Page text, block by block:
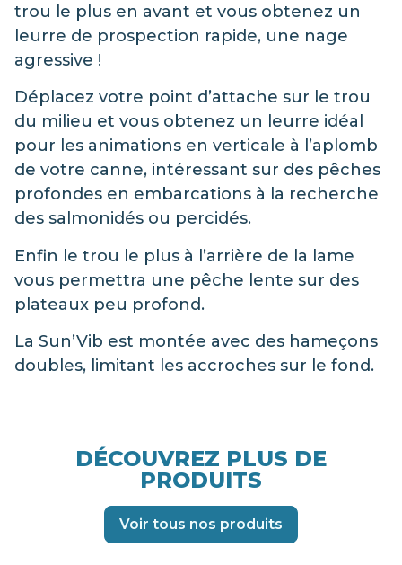
trou le plus en avant et vous obtenez un
leurre de prospection rapide, une nage
agressive !
Déplacez votre point d’attache sur le trou
du milieu et vous obtenez un leurre idéal
pour les animations en verticale à l’aplomb
de votre canne, intéressant sur des pêches
profondes en embarcations à la recherche
des salmonidés ou percidés.
Enfin le trou le plus à l’arrière de la lame
vous permettra une pêche lente sur des
plateaux peu profond.
La Sun’Vib est montée avec des hameçons
doubles, limitant les accroches sur le fond.
DÉCOUVREZ PLUS DE
PRODUITS
Voir tous nos produits